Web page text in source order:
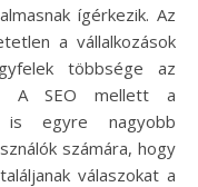
ígérkezik. Az
a vállalkozások
többsége az
A SEO mellett a
is egyre nagyobb
számára, hogy
válaszokat a